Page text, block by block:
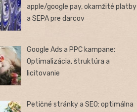
apple/google pay, okamžité platby
a SEPA pre darcov
Google Ads a PPC kampane:
Optimalizácia, štruktúra a
licitovanie
Petičné stránky a SEO: optimálna